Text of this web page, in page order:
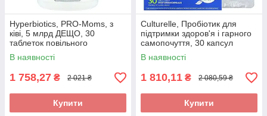
Hyperbiotics, PRO-Moms, з
ківі, 5 млрд ДЕЩО, 30
таблеток повільного
вивільнення, оригінал
В наявності
1 758,27 ₴ 2 021 ₴
Купити
Culturelle, Пробіотик для
підтримки здоров'я і гарного
самопочуття, 30 капсул
вегетаріанських оригінал
В наявності
1 810,11 ₴ 2 080,59 ₴
Купити